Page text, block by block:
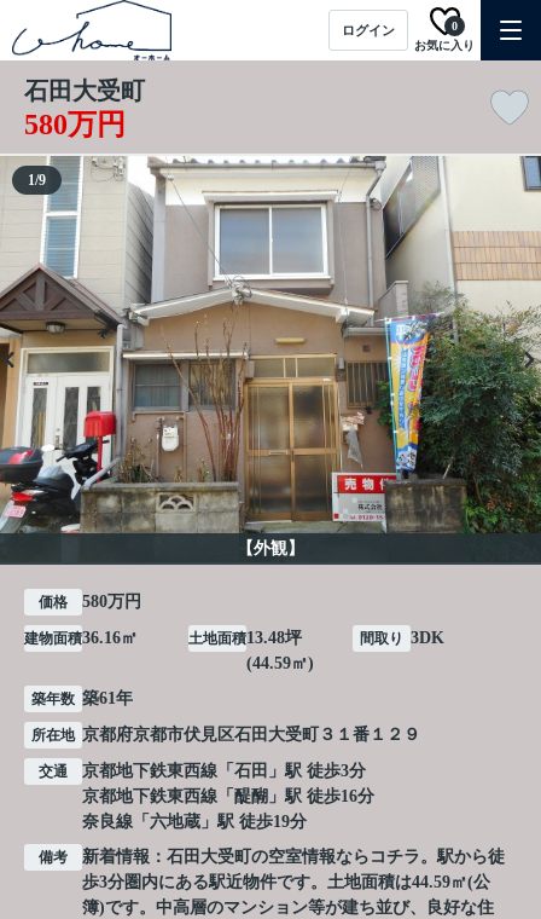
ログイン
お気に入り
0
石田大受町
580万円
【外観】
1/9
価格 580万円
建物面積36.16㎡ 土地面積13.48坪
(44.59㎡)
間取り 3DK
築年数 築61年
所在地 京都府京都市伏見区石田大受町 ３１番１２９
交通 京都地下鉄東西線 「 石田 」駅 徒歩3分
京都地下鉄東西線 「 醍醐 」駅 徒歩16分
奈良線 「 六地蔵 」駅 徒歩19分
備考
新着情報：石田大受町の空室情報ならコチラ。駅から徒
歩3分圏内にある駅近物件です。土地面積は44.59㎡(公
簿)です。中高層のマンション等が建ち並び、良好な住